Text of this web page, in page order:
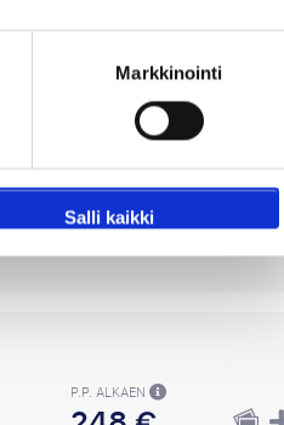
Markkinointi
Salli kaikki
P.P. ALKAEN
415 €
Katso paketteja
P.P. ALKAEN